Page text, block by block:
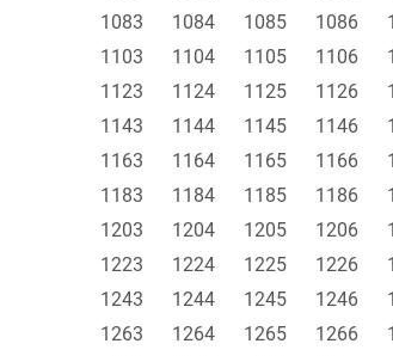
1083
1084 1085 1086
1103
1104 1105 1106
1123
1124 1125 1126
1143
1144 1145 1146
1163
1164 1165 1166
1183
1184 1185 1186
1203
1204 1205 1206
1223
1224 1225 1226
1243
1244 1245 1246
1263
1264 1265 1266